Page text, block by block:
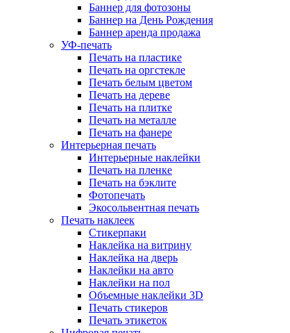
Баннер для фотозоны
Баннер на День Рождения
Баннер аренда продажа
УФ-печать
Печать на пластике
Печать на оргстекле
Печать белым цветом
Печать на дереве
Печать на плитке
Печать на металле
Печать на фанере
Интерьерная печать
Интерьерные наклейки
Печать на пленке
Печать на бэклите
Фотопечать
Экосольвентная печать
Печать наклеек
Стикерпаки
Наклейка на витрину
Наклейка на дверь
Наклейки на авто
Наклейки на пол
Объемные наклейки 3D
Печать стикеров
Печать этикеток